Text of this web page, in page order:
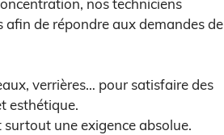
nos techniciens
de répondre aux demandes de
verrières… pour satisfaire des
esthétique.
une exigence absolue.